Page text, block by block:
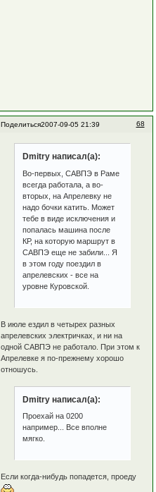
Поделиться 68
2007-09-05 21:39
Dmitry написал(а):
Во-первых, САВПЭ в Раме
всегда работала, а во-
вторых, на Апрелевку не
надо бочки катить. Может
тебе в виде исключения и
попалась машина после
КР, на которую маршрут в
САВПЭ еще не забили... Я
в этом году поездил в
апрелевских - все на
уровне Куровской.
В июле ездил в четырех разных
апрелевских электричках, и ни на
одной САВПЭ не работало. При этом к
Апрелевке я по-прежнему хорошо
отношусь.
Dmitry написал(а):
Проехай на 0200
например... Все вполне
мягко.
Если когда-нибудь попадется, проеду